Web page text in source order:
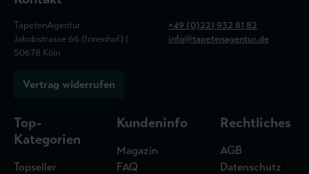
TapetenAgentur
Jakobstrasse 66 (Innenhof) |
50678 Köln
+49 (0)221 932 81 82
info@tapetenagentur.de
Vertrag widerrufen
Top-
Kategorien
Topseller
Kundeninfo
Magazin
FAQ
Rechtliches
AGB
Datenschutz